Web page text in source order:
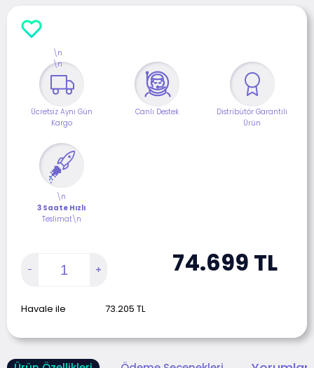
Ücretsiz Aynı Gün
Kargo
Canlı Destek
Distribütör Garantili
Ürün
\n
3 Saate Hızlı
Teslimat\n
\n
\n
74.699 TL
Havale ile 73.205 TL